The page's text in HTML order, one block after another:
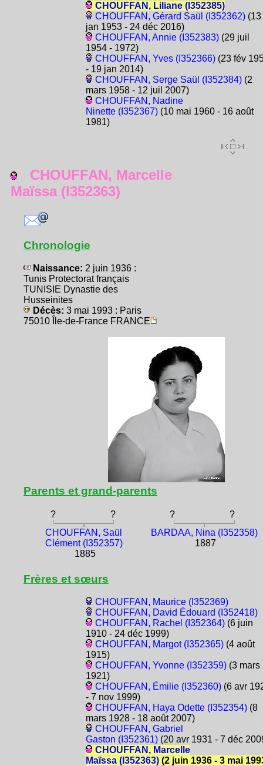
CHOUFFAN, Liliane (I352385)
CHOUFFAN, Gérard Saül (I352362)(13
jan 1953 - 24 déc 2016)
CHOUFFAN, Annie (I352383)(29 juil
1954 - 1972)
CHOUFFAN, Yves (I352366)(23 fév
- 19 jan 2014)
CHOUFFAN, Serge Saül (I352384)(2
mars 1958 - 12 juil 2007)
CHOUFFAN, Nadine
Ninette (I352367)(10 mai 1960 - 16 août
1981)
CHOUFFAN, Marcelle
Maïssa (I352363)
Chronologie
Naissance: 2 juin 1936 :
Tunis Protectorat français
TUNISIE Dynastie des
Husseinites
Décès: 3 mai 1993 : Paris
75010 Île-de-France FRANCE
Parents et grand-parents
? ? ?
?
CHOUFFAN, Saül
Clément (I352357)
1885
BARDAA, Nina (I352358)
1887
Frères et sœurs
CHOUFFAN, Maurice (I352369)
CHOUFFAN, David Édouard (I352418)
CHOUFFAN, Rachel (I352364)(6 juin
1910 - 24 déc 1999)
CHOUFFAN, Margot (I352365)(4 août
1915)
CHOUFFAN, Yvonne (I352359)(3 mars
1921)
CHOUFFAN, Émilie (I352360)(6 avr
- 7 nov 1999)
CHOUFFAN, Haya Odette (I352354)(8
mars 1928 - 18 août 2007)
CHOUFFAN, Gabriel
Gaston (I352361)(20 avr 1931 - 7 déc
CHOUFFAN, Marcelle
Maïssa (I352363)(2 juin 1936 - 3 mai